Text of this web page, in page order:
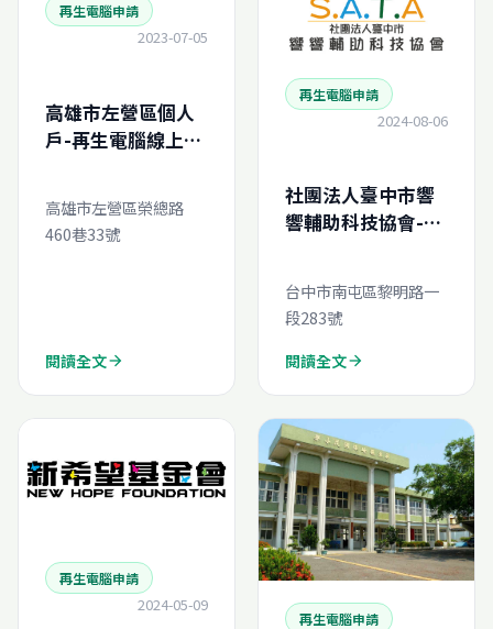
再生電腦申請
2023-07-05
高雄市左營區個人
戶-再生電腦線上申
高雄市左營區榮總路
460巷33號
閱讀全文arrow_forward
再生電腦申請
2024-08-06
社團法人臺中市響
響輔助科技協會-再
台中市南屯區黎明路一
段283號
閱讀全文arrow_forward
再生電腦申請
2024-05-09
再生電腦申請